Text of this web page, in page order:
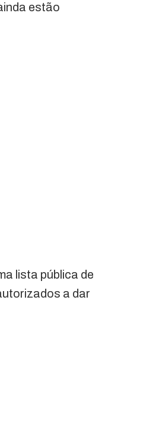
estão
lista pública de
a dar